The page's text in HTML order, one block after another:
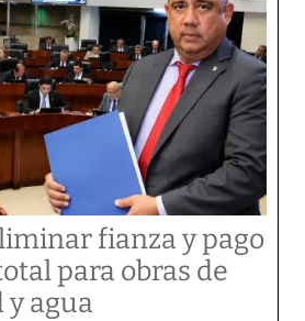
fianza y pago
para obras de
agua